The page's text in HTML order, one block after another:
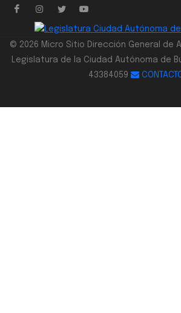
© 2026 Micro Sitio Dirección General de
Legislatura de la Ciudad Autónoma de
43384059